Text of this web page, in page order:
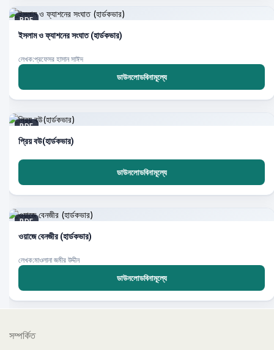
PDF
ইসলাম ও ফ্যাশনের সংঘাত (হার্ডকভার)
লেখক:প্রফেসর হাসান সাঈদ
ডাউনলোডবিনামূল্যে
PDF
প্রিয় বউ(হার্ডকভার)
ডাউনলোডবিনামূল্যে
PDF
ওয়াজে বেনজীর (হার্ডকভার)
লেখক:মাওলানা জমীর উদ্দীন
ডাউনলোডবিনামূল্যে
সম্পর্কিত